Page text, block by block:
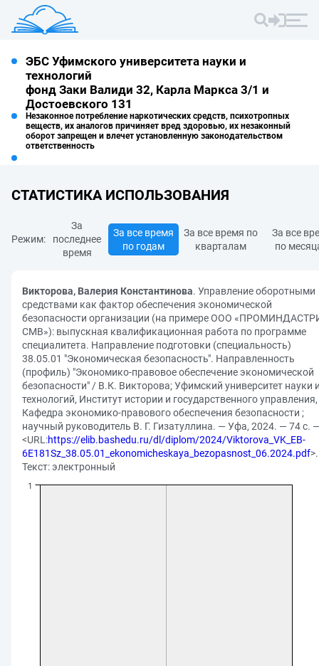
ЭБС Уфимского университета науки и
технологий
фонд Заки Валиди 32, Карла Маркса 3/1 и
Достоевского 131
Незаконное потребление наркотических средств, психотропных
веществ, их аналогов причиняет вред здоровью, их незаконный
оборот запрещен и влечет установленную законодательством
ответственность
СТАТИСТИКА ИСПОЛЬЗОВАНИЯ
Режим:
За
последнее
время
За все время
по годам
За все время по
кварталам
За все
по
Викторова, Валерия Константинова. Управление оборотными
средствами как фактор обеспечения экономической
безопасности организации (на примере ООО
СМВ»): выпускная квалификационная работа по программе
специалитета. Направление подготовки (специальность)
38.05.01 "Экономическая безопасность". Направленность
(профиль) "Экономико-правовое обеспечение экономической
безопасности" / В.К. Викторова; Уфимский университет науки
технологий, Институт истории и государственного управления,
Кафедра экономико-правового обеспечения безопасности ;
научный руководитель В. Г. Гизатуллина. — Уфа, 2024. — 74 с.
<URL:https://elib.bashedu.ru/dl/diplom/2024/Viktorova_VK_EB-
6E181Sz_38.05.01_ekonomicheskaya_bezopasnost_06.2024.pdf
Текст: электронный